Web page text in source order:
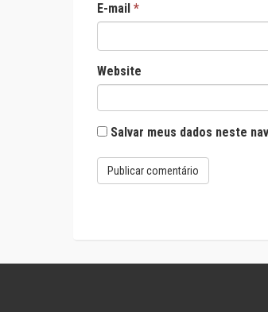
E-mail *
Website
Salvar meus dados neste